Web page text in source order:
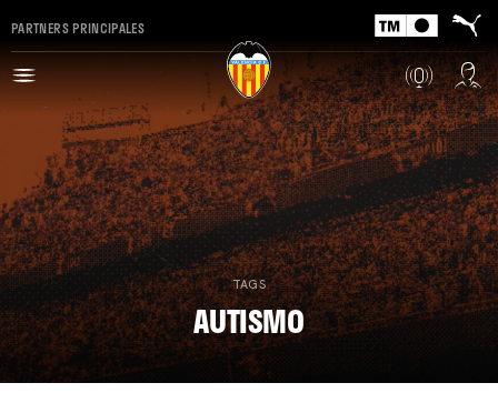
PARTNERS PRINCIPALES
TAGS
AUTISMO